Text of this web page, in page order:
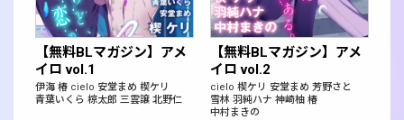
【無料BLマガジン】アメ
イロ vol.1
伊海 椿 cielo 安堂まめ 楔ケリ
青葉いくら 椋太郎 三雲譲 北野仁
【無料BLマガジン】アメ
イロ vol.2
cielo 楔ケリ 安堂まめ 芳野さと
雪林 羽純ハナ 神崎柚 椿
中村まきの